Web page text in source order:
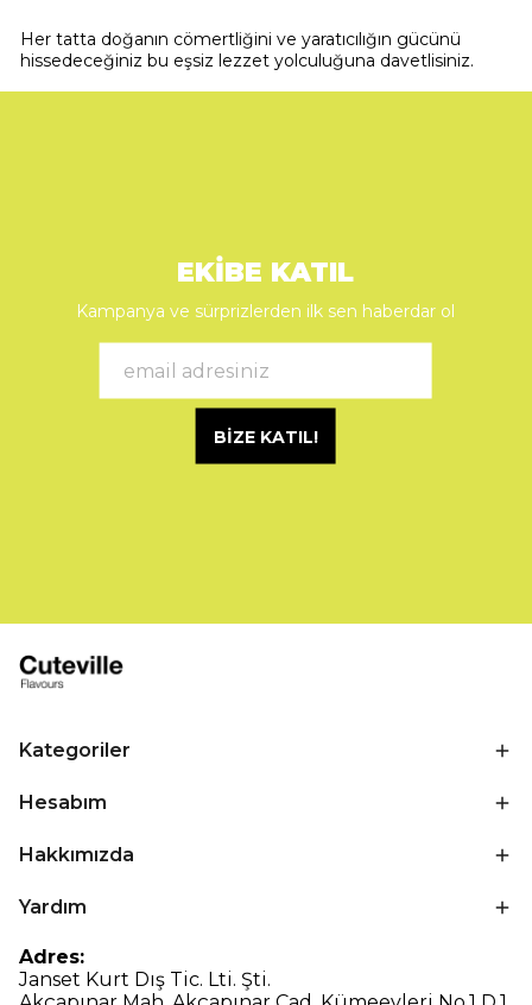
Her tatta doğanın cömertliğini ve yaratıcılığın gücünü
hissedeceğiniz bu eşsiz lezzet yolculuğuna davetlisiniz.
EKİBE KATIL
Kampanya ve sürprizlerden ilk sen haberdar ol
BİZE KATIL!
Kategoriler
Hesabım
Hakkımızda
Yardım
Adres:
Janset Kurt Dış Tic. Lti. Şti.